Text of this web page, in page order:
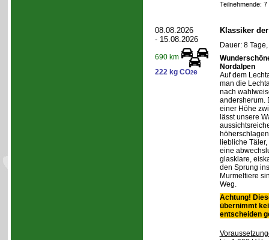
Teilnehmende:
08.08.2026
- 15.08.2026
690 km
222 kg CO2e
Klassiker
Dauer: 8
Nordalpen
Auf dem
man die
nach
andersherum.
einer Höhe
lässt unsere
liebliche
eine
glasklare,
den Sprung
Murmeltiere
Weg.
Achtung!
übernimmt
entscheiden